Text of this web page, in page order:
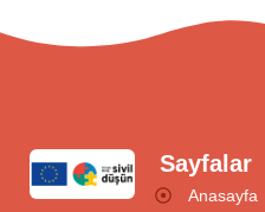
Sayfalar
Anasayfa